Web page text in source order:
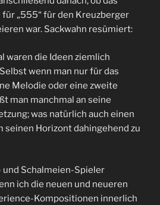
„555“ für den Kreuzberger
war. Sackwahn resümiert:
waren die Ideen ziemlich
wenn man nur für das
Melodie oder eine zweite
man manchmal an seine
was natürlich auch einen
seinen Horizont dahingehend zu
Schalmeien-Spieler
ich die neuen und neueren
Kompositionen innerlich